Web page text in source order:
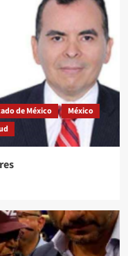
de México
México